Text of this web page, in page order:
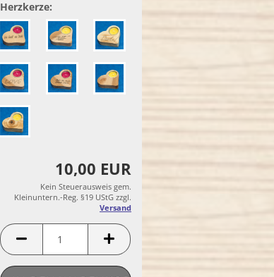
Herzkerze:
10,00 EUR
Kein Steuerausweis gem.
Kleinuntern.-Reg. §19 UStG zzgl.
Versand